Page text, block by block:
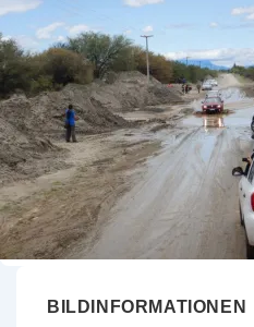
BILDINFORMATIONEN